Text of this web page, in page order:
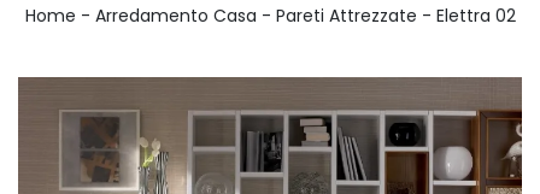
Home - Arredamento Casa - Pareti Attrezzate - Elettra 02